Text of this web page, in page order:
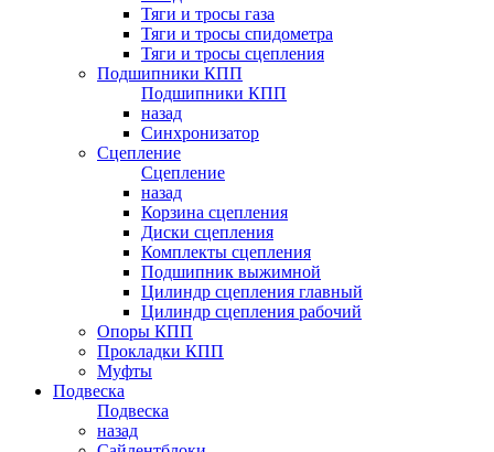
Тяги и тросы газа
Тяги и тросы спидометра
Тяги и тросы сцепления
Подшипники КПП
Подшипники КПП
назад
Синхронизатор
Сцепление
Сцепление
назад
Корзина сцепления
Диски сцепления
Комплекты сцепления
Подшипник выжимной
Цилиндр сцепления главный
Цилиндр сцепления рабочий
Опоры КПП
Прокладки КПП
Муфты
Подвеска
Подвеска
назад